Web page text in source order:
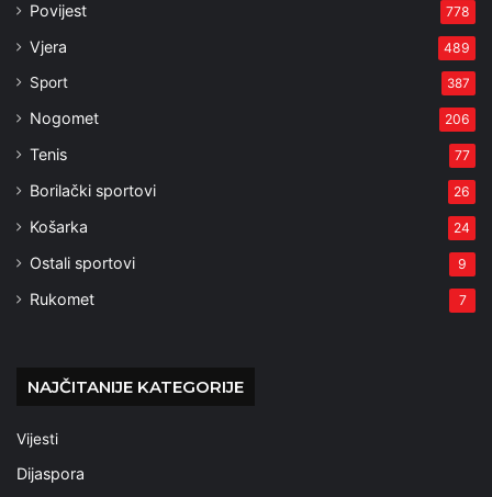
Povijest 778
Vjera 489
Sport 387
Nogomet 206
Tenis 77
Borilački sportovi 26
Košarka 24
Ostali sportovi 9
Rukomet 7
NAJČITANIJE KATEGORIJE
Vijesti
Dijaspora